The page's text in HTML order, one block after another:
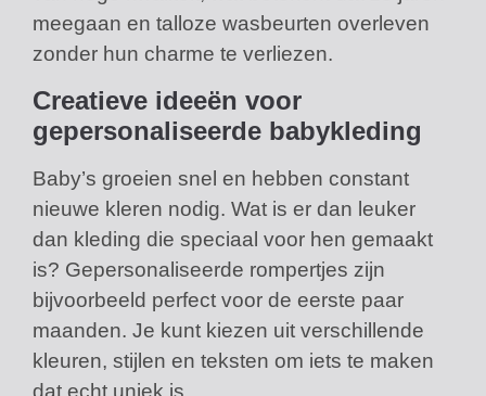
meegaan en talloze wasbeurten overleven
zonder hun charme te verliezen.
Creatieve ideeën voor
gepersonaliseerde babykleding
Baby’s groeien snel en hebben constant
nieuwe kleren nodig. Wat is er dan leuker
dan kleding die speciaal voor hen gemaakt
is? Gepersonaliseerde rompertjes zijn
bijvoorbeeld perfect voor de eerste paar
maanden. Je kunt kiezen uit verschillende
kleuren, stijlen en teksten om iets te maken
dat echt uniek is.